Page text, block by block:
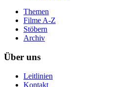
Themen
Filme A-Z
Stöbern
Archiv
Über uns
Leitlinien
Kontakt